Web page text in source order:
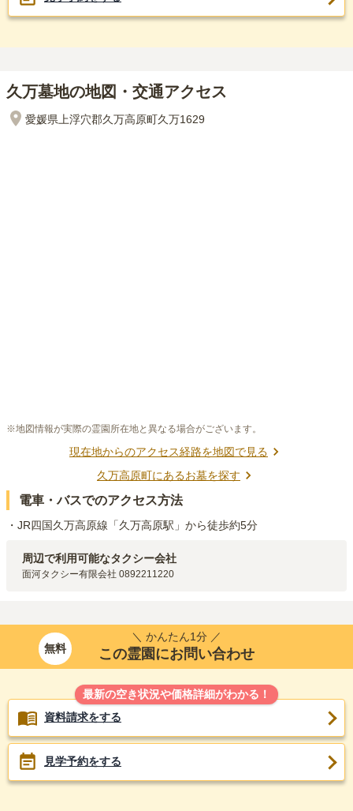
久万墓地の地図・交通アクセス
愛媛県上浮穴郡久万高原町久万1629
※地図情報が実際の霊園所在地と異なる場合がございます。
現在地からのアクセス経路を地図で見る
久万高原町にあるお墓を探す
電車・バスでのアクセス方法
・JR四国久万高原線「久万高原駅」から徒歩約5分
周辺で利用可能なタクシー会社
面河タクシー有限会社 0892211220
無料
＼ かんたん1分 ／
この霊園にお問い合わせ
最新の空き状況や価格詳細がわかる！
資料請求をする
見学予約をする